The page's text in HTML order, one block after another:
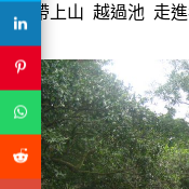
帶上山 越過池 走